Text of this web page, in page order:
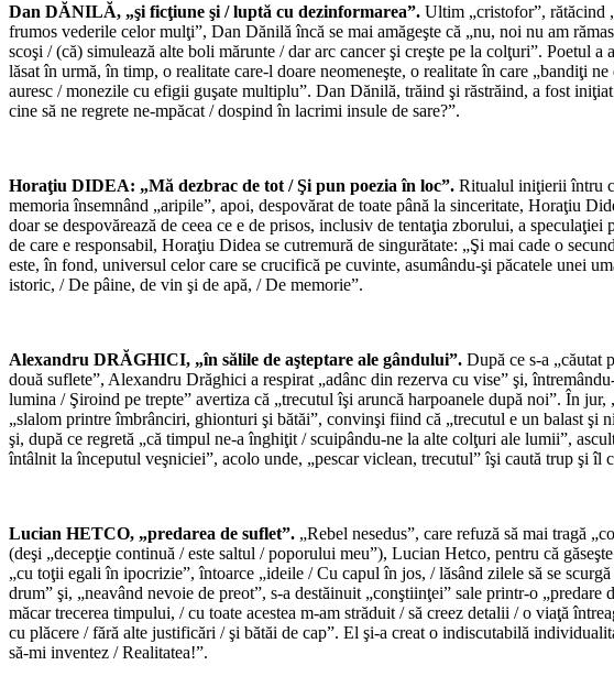
Dan DĂNILĂ, „şi ficţiune şi / luptă cu dezinformarea”. Ultim „cristofor”, rătăcind
frumos vederile celor mulţi”, Dan Dănilă încă se mai amăgeşte că „nu, noi nu am
scoşi / (că) simulează alte boli mărunte / dar arc cancer şi creşte pe la colţuri”. Poetul
lăsat în urmă, în timp, o realitate care-l doare neomeneşte, o realitate în care „bandiţi
auresc / monezile cu efigii guşate multiplu”. Dan Dănilă, trăind şi răstrăind, a fost
cine să ne regrete ne-mpăcat / dospind în lacrimi insule de sare?”.
Horaţiu DIDEA: „Mă dezbrac de tot / Şi pun poezia în loc”. Ritualul iniţierii întru
memoria însemnând „aripile”, apoi, despovărat de toate până la sinceritate, Horaţiu
doar se despovărează de ceea ce e de prisos, inclusiv de tentaţia zborului, a
de care e responsabil, Horaţiu Didea se cutremură de singurătate: „Şi mai cade o
este, în fond, universul celor care se crucifică pe cuvinte, asumându-şi păcatele unei
istoric, / De pâine, de vin şi de apă, / De memorie”.
Alexandru DRĂGHICI, „în sălile de aşteptare ale gândului”. După ce s-a „căutat
două suflete”, Alexandru Drăghici a respirat „adânc din rezerva cu vise” şi,
lumina / Şiroind pe trepte” avertiza că „trecutul îşi aruncă harpoanele după noi”. În
„slalom printre îmbrânciri, ghionturi şi bătăi”, convinşi fiind că „trecutul e un balast
şi, după ce regretă „că timpul ne-a înghiţit / scuipându-ne la alte colţuri ale lumii”,
întâlnit la începutul veşniciei”, acolo unde, „pescar viclean, trecutul” îşi caută trup şi îl
Lucian HETCO, „predarea de suflet”. „Rebel nesedus”, care refuză să mai tragă
(deşi „decepţie continuă / este saltul / poporului meu”), Lucian Hetco, pentru că
„cu toţii egali în ipocrizie”, întoarce „ideile / Cu capul în jos, / lăsând zilele să se
drum” şi, „neavând nevoie de preot”, s-a destăinuit „conştiinţei” sale printr-o
măcar trecerea timpului, / cu toate acestea m-am străduit / să creez detalii / o viaţă
cu plăcere / fără alte justificări / şi bătăi de cap”. El şi-a creat o indiscutabilă
să-mi inventez / Realitatea!”.